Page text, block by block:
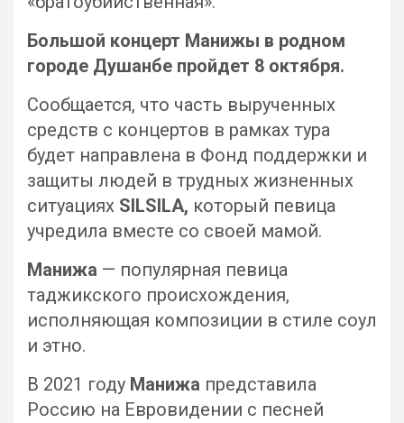
Большой концерт Манижы в родном
городе Душанбе пройдет 8 октября.
Сообщается, что часть вырученных
средств с концертов в рамках тура
будет направлена в Фонд поддержки и
защиты людей в трудных жизненных
ситуациях SILSILA, который певица
учредила вместе со своей мамой.
Манижа — популярная певица
таджикского происхождения,
исполняющая композиции в стиле соул
и этно.
В 2021 году Манижа представила
Россию на Евровидении с песней